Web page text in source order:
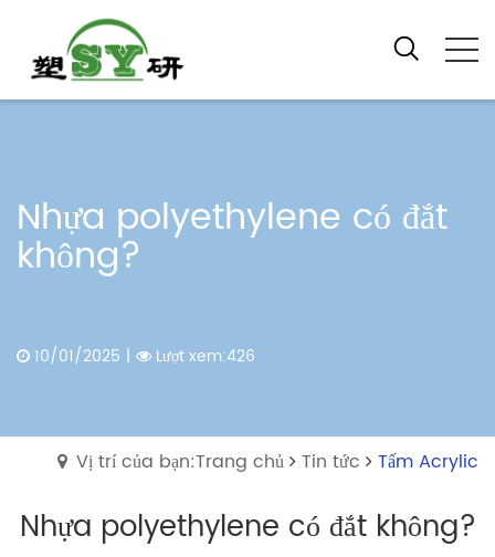
Nhựa polyethylene có đắt
không?
10/01/2025 | Lượt xem:426
Vị trí của bạn:Trang chủ Tin tức Tấm Acrylic
Nhựa polyethylene có đắt không?